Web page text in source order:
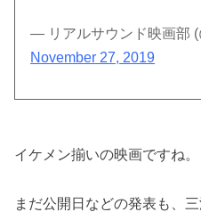
— リアルサウンド映画部
November 27, 2019
イケメン揃いの映画ですね。
まだ公開日などの発表も、